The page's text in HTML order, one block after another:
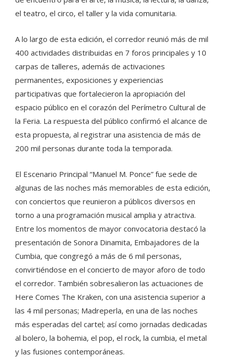
el teatro, el circo, el taller y la vida comunitaria.
A lo largo de esta edición, el corredor reunió más de mil
400 actividades distribuidas en 7 foros principales y 10
carpas de talleres, además de activaciones
permanentes, exposiciones y experiencias
participativas que fortalecieron la apropiación del
espacio público en el corazón del Perímetro Cultural de
la Feria. La respuesta del público confirmó el alcance de
esta propuesta, al registrar una asistencia de más de
200 mil personas durante toda la temporada.
El Escenario Principal “Manuel M. Ponce” fue sede de
algunas de las noches más memorables de esta edición,
con conciertos que reunieron a públicos diversos en
torno a una programación musical amplia y atractiva.
Entre los momentos de mayor convocatoria destacó la
presentación de Sonora Dinamita, Embajadores de la
Cumbia, que congregó a más de 6 mil personas,
convirtiéndose en el concierto de mayor aforo de todo
el corredor. También sobresalieron las actuaciones de
Here Comes The Kraken, con una asistencia superior a
las 4 mil personas; Madreperla, en una de las noches
más esperadas del cartel; así como jornadas dedicadas
al bolero, la bohemia, el pop, el rock, la cumbia, el metal
y las fusiones contemporáneas.